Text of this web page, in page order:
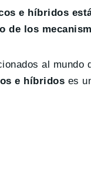
e híbridos
de los
al
e híbridos es